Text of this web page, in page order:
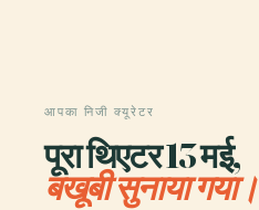
आपका निजी क्यूरेटर
पूरा थिएटर 13 मई,
बखूबी सुनाया गया।